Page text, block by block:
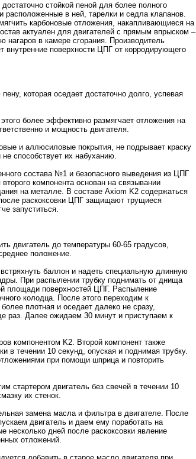
стойкой пеной для более полного
в ней, тарелки и седла клапанов.
карбоновые отложения, накапливающиеся на
актуален для двигателей с прямым впрыском –
в камере сгорания. Производитель
внутренние поверхности ЦПГ от корродирующего
которая оседает достаточно долго, успевая
более эффективно размягчает отложения на
и мощность двигателя.
и аллюсиловые покрытия, не подрывает краску
способствует их набуханию.
состава №1 и безопасного выведения из ЦПГ
компонента основан на связывании
на металле. В составе Axiom K2 содержаться
раскоксовки ЦПГ защищают трущиеся
запуститься.
двигатель до температуры 60-65 градусов,
положение.
баллон и надеть специальную длинную
При распылении трубку поднимать от днища
площади поверхностей ЦПГ. Распыление
колодца. После этого переходим к
плотная и оседает далеко не сразу,
раз. Далее ожидаем 30 минут и приступаем к
компонентом K2. Второй компонент также
в течении 10 секунд, опуская и поднимая трубку.
при помощи шприца и повторить
стартером двигатель без свечей в течении 10
их стенок.
замена масла и фильтра в двигателе. После
двигатель и даем ему поработать на
дней после раскоксовки явление
отложений.